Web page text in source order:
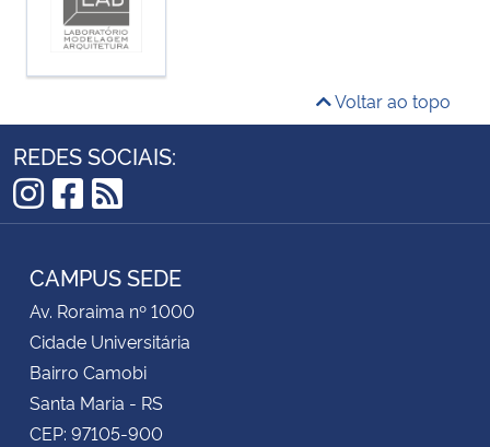
Voltar ao topo
REDES SOCIAIS:
Instagram
Facebook
RSS
CAMPUS SEDE
Av. Roraima nº 1000
Cidade Universitária
Bairro Camobi
Santa Maria - RS
CEP: 97105-900